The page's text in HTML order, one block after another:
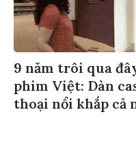
9 năm trôi qua
phim Việt: Dàn
thoại nổi khắp cả